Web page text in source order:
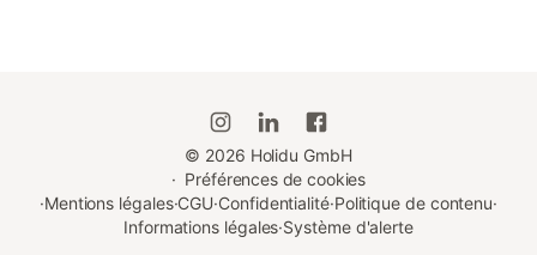
© 2026 Holidu GmbH
· Préférences de cookies
·Mentions légales·CGU·Confidentialité·Politique de contenu·
Informations légales·Système d'alerte